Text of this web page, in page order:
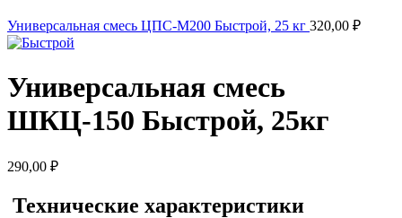
Универсальная смесь ЦПС-М200 Быстрой, 25 кг 320,00 ₽
Универсальная смесь
ШКЦ-150 Быстрой, 25кг
290,00 ₽
Технические характеристики